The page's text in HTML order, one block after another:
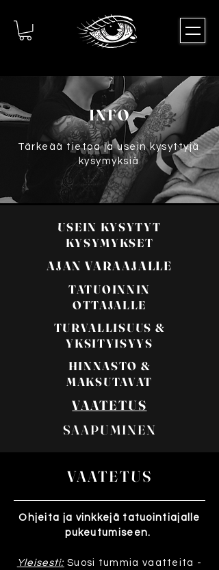
INFO
Tärkeää tietoa ja usein kysyttyjä
kysymyksiä
USEIN KYSYTYT
KYSYMYKSET
AJAN VARAAJALLE
TATUOINNIN
OTTAJALLE
TURVALLISUUS &
YKSITYISYYS
HINNASTO &
MAKSUTAVAT
VAATETUS
SAAPUMINEN
VAATETUS
Ohjeita ja vinkkejä tatuointiajalle
pukeutumiseen.
Yleisesti: Suosi tummia vaatteita -